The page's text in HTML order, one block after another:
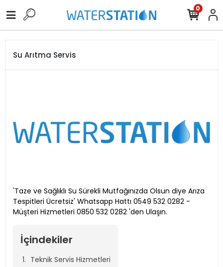
0
Su Arıtma Servis
'Taze ve Sağlıklı Su Sürekli Mutfağınızda Olsun diye Arıza
Tespitleri Ücretsiz' Whatsapp Hattı 0549 532 0282 -
Müşteri Hizmetleri 0850 532 0282 'den Ulaşın.
İçindekiler
Teknik Servis Hizmetleri